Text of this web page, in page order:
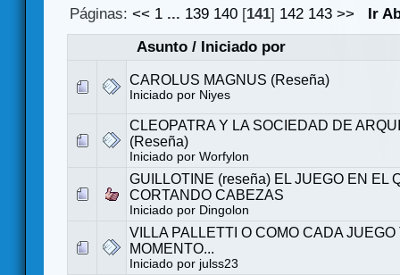
Páginas:<< 1 ... 139 140 [141] 142 143 >>
Ir
Asunto/ Iniciado por
CAROLUS MAGNUS (Reseña)
Iniciado por Niyes
CLEOPATRA Y LA SOCIEDAD DE
(Reseña)
Iniciado por Worfylon
GUILLOTINE (reseña) EL JUEGO EN EL
CORTANDO CABEZAS
Iniciado por Dingolon
VILLA PALLETTI O COMO CADA
MOMENTO...
Iniciado por julss23